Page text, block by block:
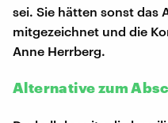
sei. Sie hätten sonst das
mitgezeichnet und die
Anne Herrberg.
Alternative zum